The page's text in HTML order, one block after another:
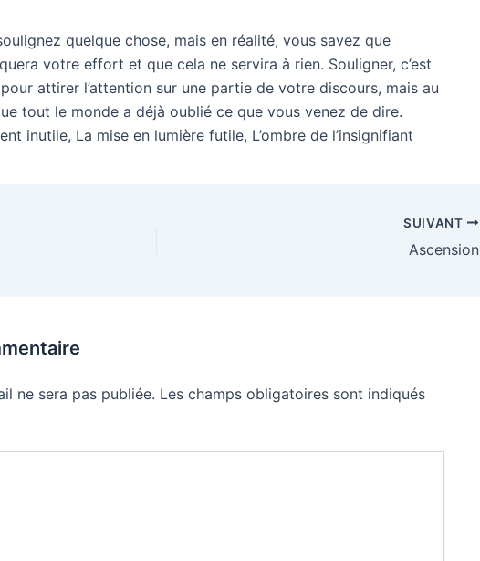
quelque chose, mais en réalité, vous savez que
votre effort et que cela ne servira à rien. Souligner, c’est
attirer l’attention sur une partie de votre discours, mais au
tout le monde a déjà oublié ce que vous venez de dire.
inutile, La mise en lumière futile, L’ombre de l’insignifiant
SUIVANT
Ascension
ne sera pas publiée. Les champs obligatoires sont indiqués